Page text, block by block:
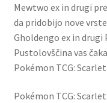
Mewtwo ex in drugi
da pridobijo nove
Gholdengo ex in drugi
Pustolovščina vas
Pokémon TCG:
Pokémon TCG: